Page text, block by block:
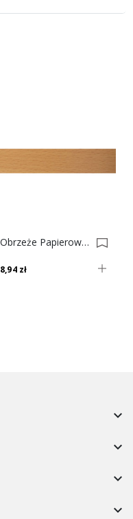
Obrzeże Papierowe Z Klejem Buk Nr 14 0001597-0001621
8,94 zł



